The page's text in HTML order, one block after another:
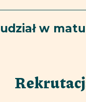
udział w